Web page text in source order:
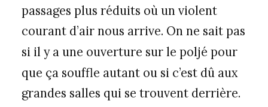
passages plus réduits où un violent
courant d’air nous arrive. On ne sait pas
si il y a une ouverture sur le poljé pour
que ça souffle autant ou si c’est dû aux
grandes salles qui se trouvent derrière.